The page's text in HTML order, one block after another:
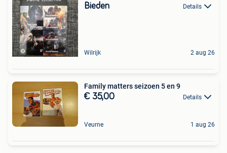
Bieden Details
Wilrijk 2 aug 26
Family matters seizoen 5 en 9
€ 35,00 Details
Veurne 1 aug 26